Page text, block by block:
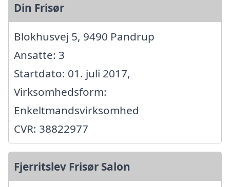
Din Frisør
Blokhusvej 5, 9490 Pandrup
Ansatte: 3
Startdato: 01. juli 2017,
Virksomhedsform:
Enkeltmandsvirksomhed
CVR: 38822977
Fjerritslev Frisør Salon